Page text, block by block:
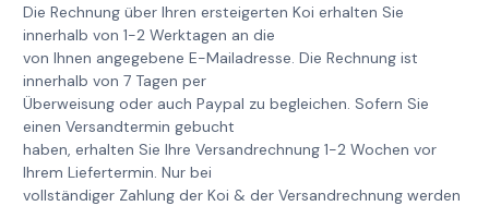
Die Rechnung über Ihren ersteigerten Koi erhalten Sie
innerhalb von 1-2 Werktagen an die
von Ihnen angegebene E-Mailadresse. Die Rechnung ist
innerhalb von 7 Tagen per
Überweisung oder auch Paypal zu begleichen. Sofern Sie
einen Versandtermin gebucht
haben, erhalten Sie Ihre Versandrechnung 1-2 Wochen vor
Ihrem Liefertermin. Nur bei
vollständiger Zahlung der Koi & der Versandrechnung werden